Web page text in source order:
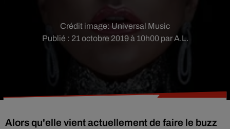
Publié : 21 octobre 2019 à 10h00 par A.L.
Crédit image: Universal Music
Alors qu'elle vient actuellement de faire le buzz